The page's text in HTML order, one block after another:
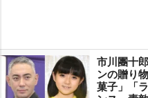
市川團十
ンの贈り
菓子」「